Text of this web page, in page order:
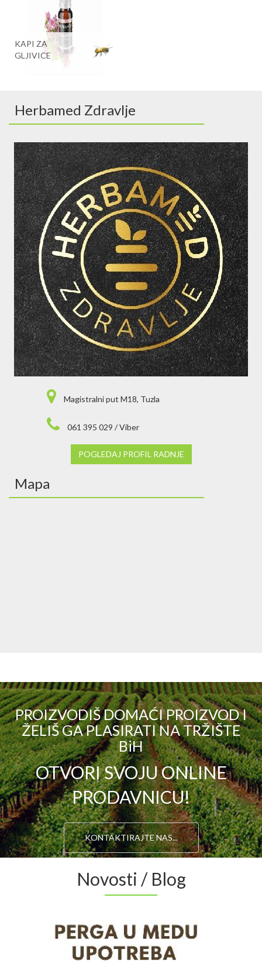
KAPI ZA
GLJIVICE
Herbamed Zdravlje
Magistralni put M18, Tuzla
061 395 029 / Viber
POGLEDAJ PROFIL RADNJE
Mapa
PROIZVODIŠ DOMAĆI PROIZVOD I
ŽELIŠ GA PLASIRATI NA TRŽIŠTE
BiH
OTVORI SVOJU ONLINE
PRODAVNICU!
KONTAKTIRAJTE NAS...
Novosti / Blog